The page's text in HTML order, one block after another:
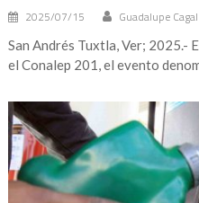
2025/07/15 Guadalupe Cagal
San Andrés Tuxtla, Ver; 2025.-
el Conalep 201, el evento